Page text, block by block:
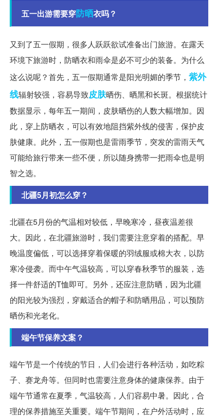
五一出游需要穿防晒衣吗？
又到了五一假期，很多人跃跃欲试准备出门旅游。在露天
环境下旅游时，防晒衣和雨伞是必不可少的装备。为什么
这么说呢？首先，五一假期通常是阳光明媚的季节， 紫外
线辐射较强，容易导致皮肤晒伤、晒黑和长斑。根据统计
数据显示，每年五一期间，皮肤晒伤的人数大幅增加。因
此，穿上防晒衣，可以有效地阻挡紫外线的侵害，保护皮
肤健康。此外，五一假期也是雷雨季节，突发的雷雨天气
可能给旅行带来一些不便，所以随身携带一把雨伞也是明
智之选。
北疆5月初怎么穿？
北疆在5月份的气温相对较低，早晚寒冷，昼夜温差很
大。因此，在北疆旅游时，我们需要注意穿着的搭配。早
晚温度偏低，可以选择穿着保暖的羽绒服或棉大衣，以防
寒冷侵袭。而中午气温较高，可以穿春秋季节的服装，选
择一件舒适的T恤即可。另外，还应注意防晒，因为北疆
的阳光较为强烈，穿戴适合的帽子和防晒用品，可以预防
晒伤和光老化。
端午节保养文案？
端午节是一个传统的节日，人们会进行各种活动，如吃粽
子、赛龙舟等。但同时也需要注意身体的健康保养。由于
端午节通常在夏季，气温较高，人们容易中暑。因此，合
理的保养措施至关重要。端午节期间，在户外活动时，应